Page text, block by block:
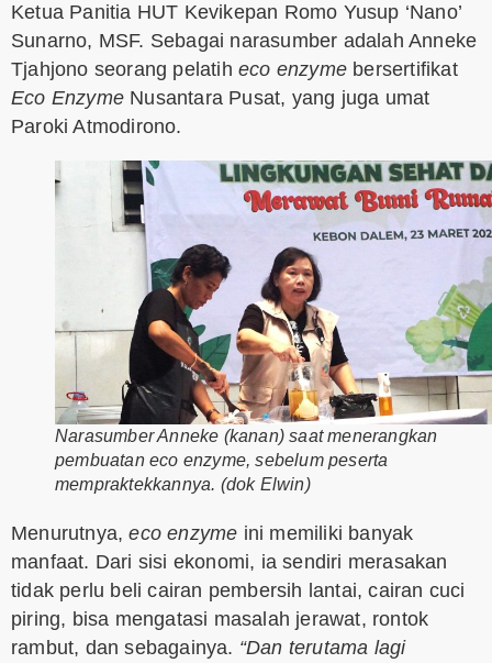
Ketua Panitia HUT Kevikepan Romo Yusup ‘Nano’
Sunarno, MSF. Sebagai narasumber adalah Anneke
Tjahjono seorang pelatih eco enzyme bersertifikat
Eco Enzyme Nusantara Pusat, yang juga umat
Paroki Atmodirono.
Narasumber Anneke (kanan) saat menerangkan
pembuatan eco enzyme, sebelum peserta
mempraktekkannya. (dok Elwin)
Menurutnya,eco enzyme ini memiliki banyak
manfaat. Dari sisi ekonomi, ia sendiri merasakan
tidak perlu beli cairan pembersih lantai, cairan cuci
piring, bisa mengatasi masalah jerawat, rontok
rambut, dan sebagainya. “Dan terutama lagi